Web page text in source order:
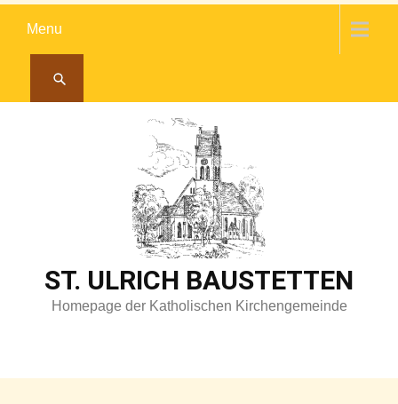
Menu
ST. ULRICH BAUSTETTEN
Homepage der Katholischen Kirchengemeinde